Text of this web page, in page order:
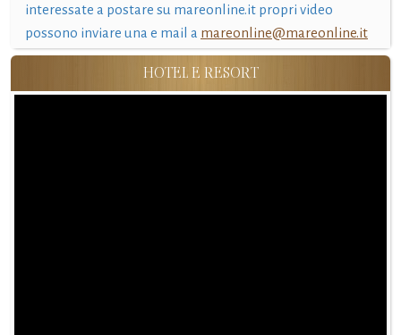
interessate a postare su mareonline.it propri video
possono inviare una e mail a mareonline@mareonline.it
HOTEL E RESORT